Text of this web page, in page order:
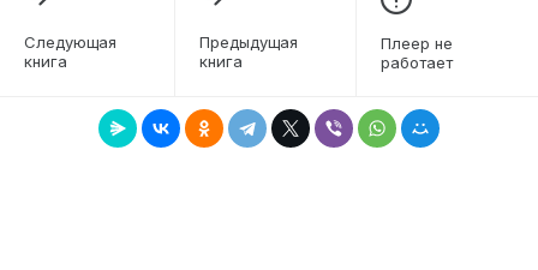
7
Следующая
книга
Предыдущая
книга
Плеер не
работает